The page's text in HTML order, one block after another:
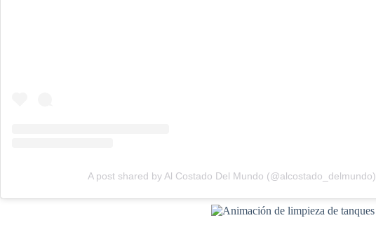
A post shared by Al Costado Del Mundo (@alcostado_delmundo)